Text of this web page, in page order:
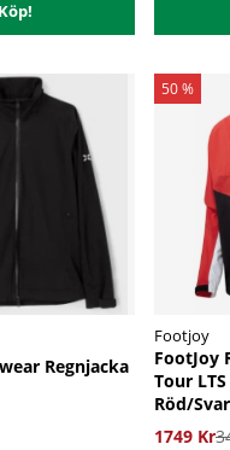
Köp!
Regnjacka
50 %
Footjoy
FootJoy
Tour
Röd/
1749 Kr